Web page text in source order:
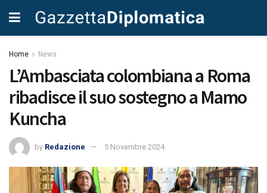
Home News
L’Ambasciata colombiana a Roma
ribadisce il suo sostegno a Mamo
Kuncha
by Redazione 5 Novembre 2024